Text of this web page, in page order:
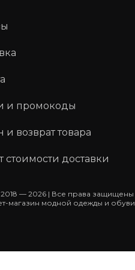
и промокоды
возврат товара
стоимости доставки
— 2026 | Все права защищены
магазин модной одежды и обуви